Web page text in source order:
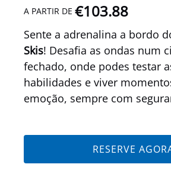
A PARTIR DE €103.88
Sente a adrenalina a bordo
Skis! Desafia as ondas num
fechado, onde podes testar
habilidades e viver
emoção, sempre com
RESERVE